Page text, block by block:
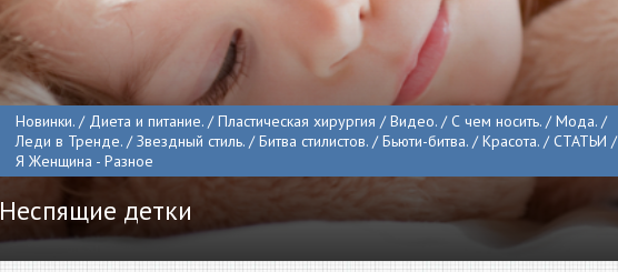
Новинки. / Диета и питание. / Пластическая хирургия / Видео. / С чем носить. / Мода. /
Леди в Тренде. / Звездный стиль. / Битва стилистов. / Бьюти-битва. / Красота. / СТАТЬИ /
Я Женщина - Разное
Неспящие детки